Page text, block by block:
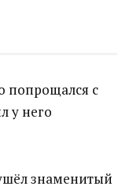
попрощался с
у него
знаменитый